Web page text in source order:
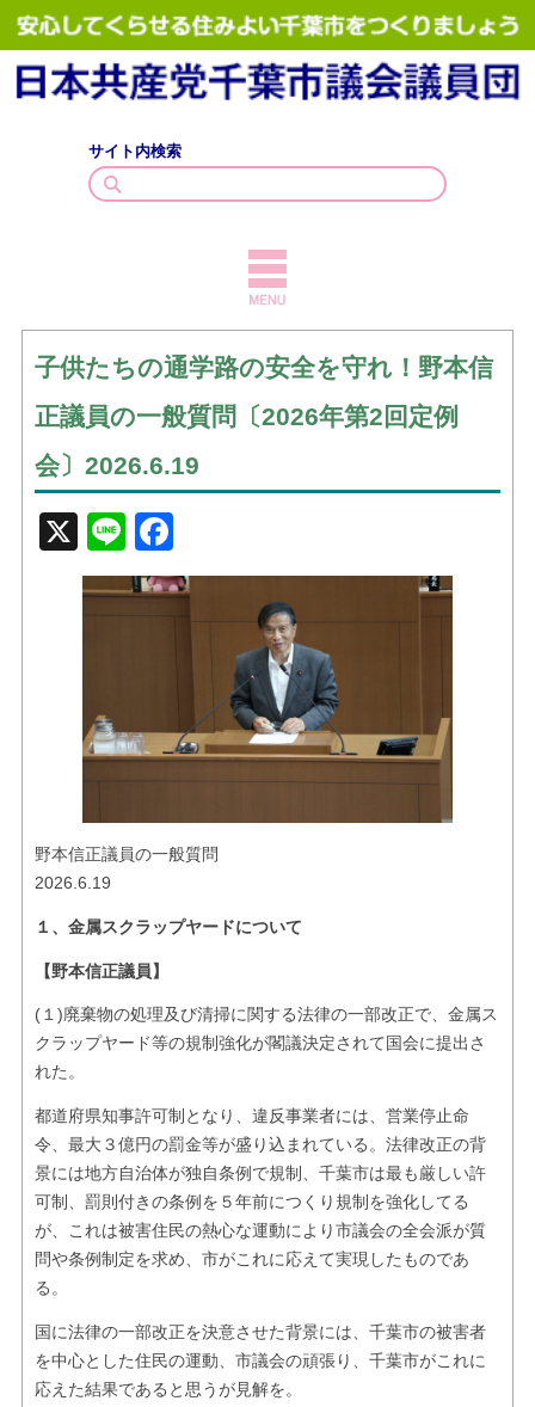
サイト内検索
政策・見解
お問い合せ
子供たちの通学路の安全を守れ！野本信
正議員の一般質問〔2026年第2回定例
会〕2026.6.19
X Line
野本信正議員の一般質問
2026.6.19
１、金属スクラップヤードについて
【野本信正議員】
(１)廃棄物の処理及び清掃に関する法律の一部改正で、金属ス
クラップヤード等の規制強化が閣議決定されて国会に提出さ
れた。
都道府県知事許可制となり、違反事業者には、営業停止命
令、最大３億円の罰金等が盛り込まれている。法律改正の背
景には地方自治体が独自条例で規制、千葉市は最も厳しい許
可制、罰則付きの条例を５年前につくり規制を強化してる
が、これは被害住民の熱心な運動により市議会の全会派が質
問や条例制定を求め、市がこれに応えて実現したものであ
る。
国に法律の一部改正を決意させた背景には、千葉市の被害者
を中心とした住民の運動、市議会の頑張り、千葉市がこれに
応えた結果であると思うが見解を。